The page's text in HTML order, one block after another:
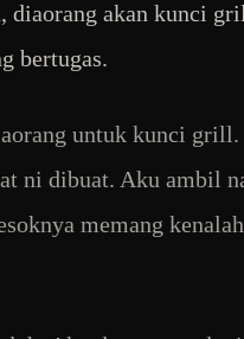
diaorang akan kunci
bertugas.
untuk kunci grill.
ni dibuat. Aku ambil
memang kenalah